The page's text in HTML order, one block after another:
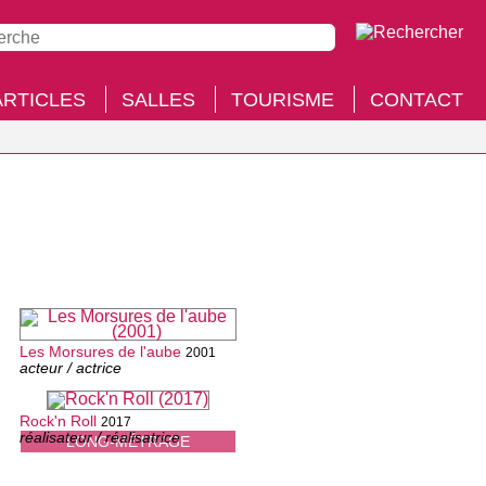
SALLES TOURISME CONTACT
LONG-MÉTRAGE
Les Morsures de l'aube 2001
acteur / actrice
Rock'n Roll 2017
réalisateur / réalisatrice